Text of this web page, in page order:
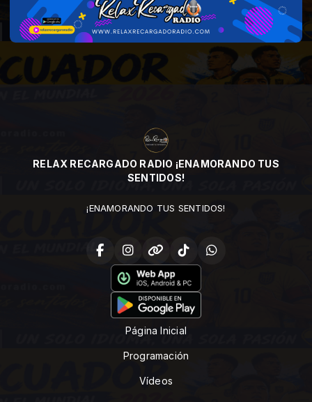
RELAX RECARGADO RADIO ¡ENAMORANDO TUS
SENTIDOS!
¡ENAMORANDO TUS SENTIDOS!
Página Inicial
Programación
Vídeos